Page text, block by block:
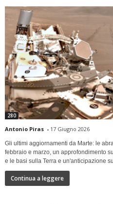
280
Antonio Piras - 17 Giugno 2026
Gli ultimi aggiornamenti da Marte: le
febbraio e marzo, un approfondimento
e le basi sulla Terra e un'anticipazione
Continua a leggere